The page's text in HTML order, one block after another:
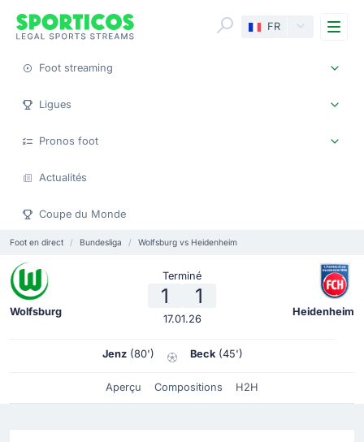
FR
Foot streaming
Ligues
Pronos foot
Actualités
Coupe du Monde
Foot en direct Bundesliga Wolfsburg vs Heidenheim
Wolfsburg
Terminé
1 1
17.01.26
Heidenheim
Jenz (80') Beck (45')
Aperçu Compositions H2H